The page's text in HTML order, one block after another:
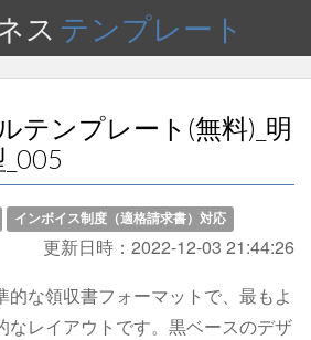
ス テンプレート
テンプレート(無料)_明
インボイス制度（適格請求書）対応
更新日時： 2022-12-03 21:44:26
的な領収書フォーマットで、最もよ
なレイアウトです。黒ベースのデザ